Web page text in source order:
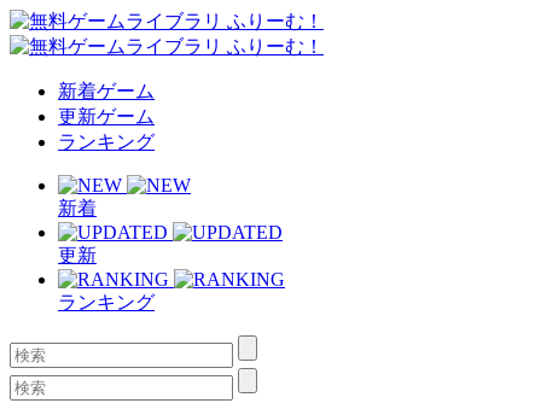
新着ゲーム
更新ゲーム
ランキング
新着
更新
ランキング